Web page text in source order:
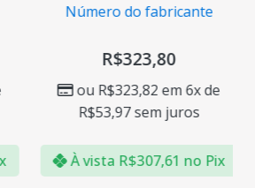
Número do fabricante
R$323,80
ouR$323,82em 6x de
R$53,97sem juros
À vistaR$307,61no Pix